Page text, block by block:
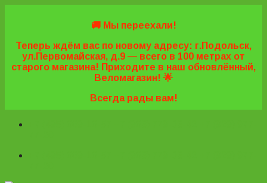
🚚 Мы переехали!
Теперь ждём вас по новому адресу: г.Подольск,
ул.Первомайская, д.9 — всего в 100 метрах от
старого магазина! Приходите в наш обновлённый,
Веломагазин! 🌟
Всегда рады вам!